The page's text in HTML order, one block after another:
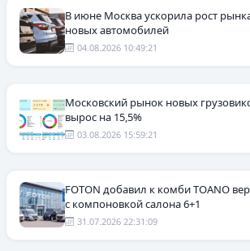
В июне Москва ускорила рост
новых автомобилей
04.08.2026 10:49:21
Московский рынок новых
вырос на 15,5%
03.08.2026 15:59:21
FOTON добавил к комби TOANO
с компоновкой салона 6+1
31.07.2026 22:31:09